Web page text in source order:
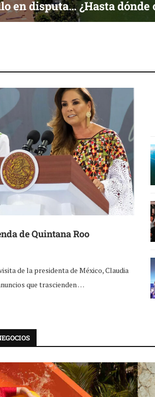
en disputa… ¿Hasta dónde
de Quintana Roo
de la presidenta de México, Claudia
que trascienden …